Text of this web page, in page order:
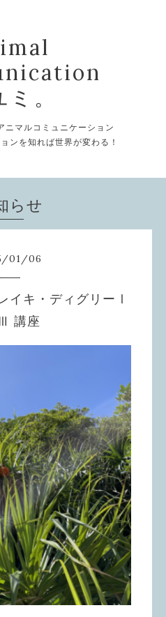
。
ニマルコミュニケーション
ンを知れば世界が変わる！
らせ
/01/06
イキ・ディグリーⅠ
講座